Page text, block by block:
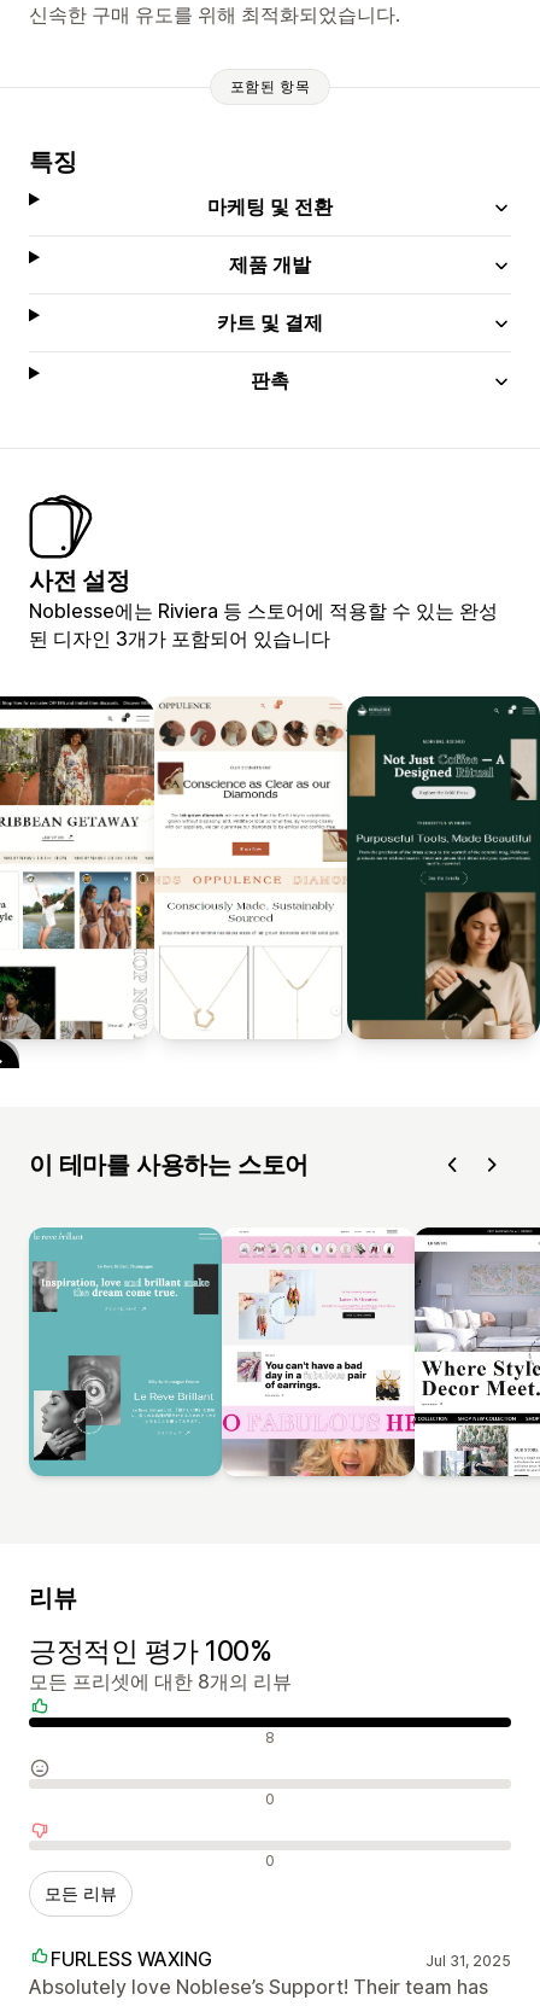
신속한 구매 유도를 위해 최적화되었습니다.
포함된 항목
특징
마케팅 및 전환
제품 개발
카트 및 결제
판촉
사전 설정
Noblesse에는 Riviera 등 스토어에 적용할 수 있는 완성
된 디자인 3개가 포함되어 있습니다
이 테마를 사용하는 스토어
리뷰
긍정적인 평가 100%
모든 프리셋에 대한 8개의 리뷰
긍정적인 리뷰 8
중립적인 리뷰 0
부정적인 리뷰 0
모든 리뷰
FURLESS WAXING Jul 31, 2025
Absolutely love Noblese’s Support! Their team has